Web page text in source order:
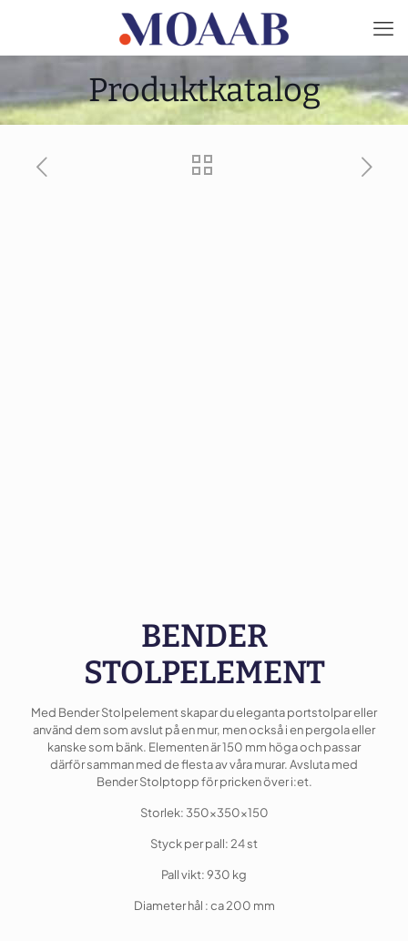
Produktkatalog
BENDER
STOLPELEMENT
Med Bender Stolpelement skapar du eleganta portstolpar eller
använd dem som avslut på en mur, men också i en pergola eller
kanske som bänk. Elementen är 150 mm höga och passar
därför samman med de flesta av våra murar. Avsluta med
Bender Stolptopp för pricken över i:et.
Storlek: 350x350x150
Styck per pall: 24 st
Pall vikt: 930 kg
Diameter hål : ca 200 mm